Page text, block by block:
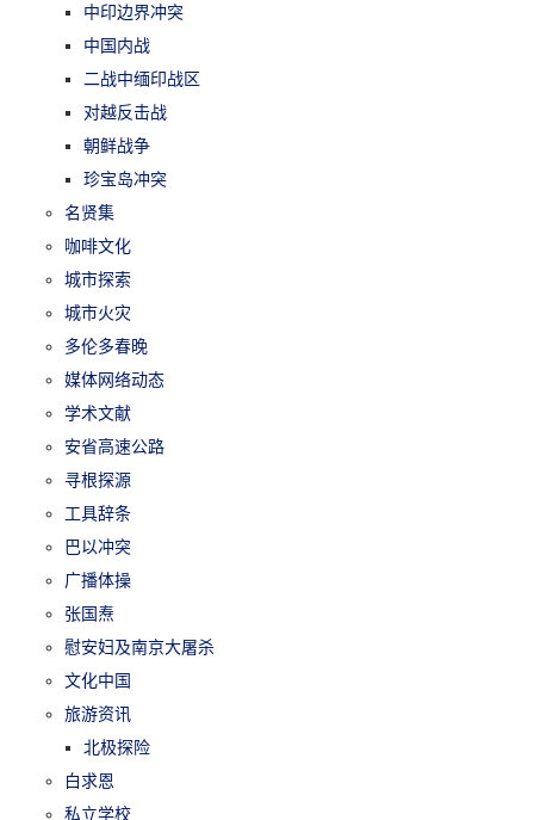
中印边界冲突
中国内战
二战中缅印战区
对越反击战
朝鲜战争
珍宝岛冲突
名贤集
咖啡文化
城市探索
城市火灾
多伦多春晚
媒体网络动态
学术文献
安省高速公路
寻根探源
工具辞条
巴以冲突
广播体操
张国焘
慰安妇及南京大屠杀
文化中国
旅游资讯
北极探险
白求恩
私立学校